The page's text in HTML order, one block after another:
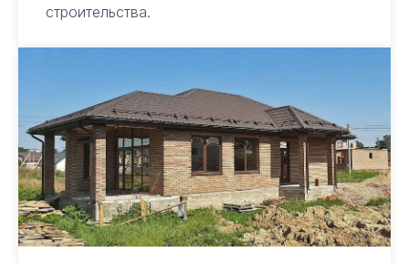
строительства.
и Краснодарском крае
© ООО СК Серьезное дело, 2025
ИНН 23670252638
Сочи, ул. Горького, 26, офис 21
Адлер, ул. Ленина 96, офис 306